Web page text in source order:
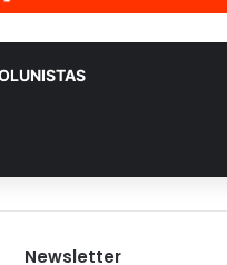
Newsletter